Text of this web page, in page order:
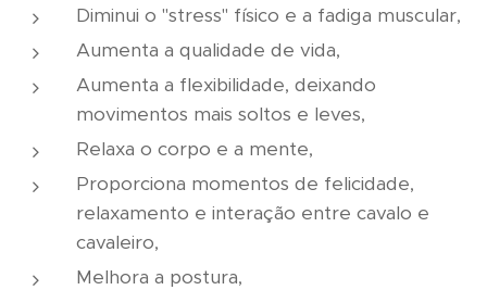
Diminui o "stress" físico e a fadiga muscular,
Aumenta a qualidade de vida,
Aumenta a flexibilidade, deixando
movimentos mais soltos e leves,
Relaxa o corpo e a mente,
Proporciona momentos de felicidade,
relaxamento e interação entre cavalo e
cavaleiro,
Melhora a postura,